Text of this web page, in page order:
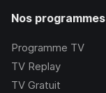
Nos programmes
Programme TV
TV Replay
TV Gratuit